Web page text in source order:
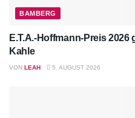
BAMBERG
E.T.A.-Hoffmann-Preis
Kahle
VON LEAH 5. AUGUST 2026